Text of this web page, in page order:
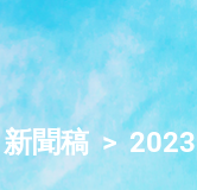
新聞稿 2023